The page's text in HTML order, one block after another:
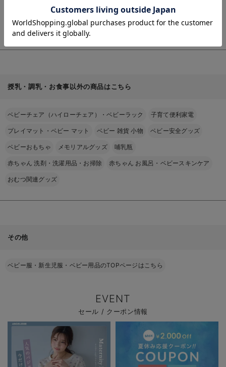
見
る
(税込)
授乳・調乳・お食事以外の商品はこちら
ベビーチェア（ハイローチェア）・ベビーラック 子育て便利家電
プレイマット・ベビー マット ベビー 雑貨 小物 ベビー安全グッズ
ベビーおもちゃ メモリアルグッズ 哺乳瓶
赤ちゃん 洗剤・洗濯用品・お掃除 赤ちゃん お風呂・ベビースキンケア
おむつ関連グッズ
その他
ベビー服・新生児服・ベビー用品のTOPページはこちら
EVENT
セール / クーポン情報